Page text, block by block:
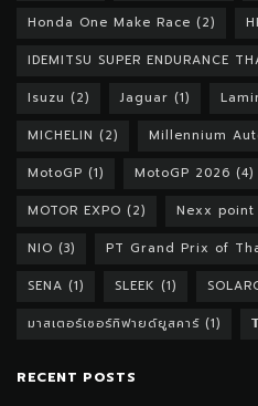
Honda One Make Race (2)
IDEMITSU SUPER ENDURANCE
Isuzu (2) Jaguar (1)
MICHELIN (2) Millennium
MotoGP (1) MotoGP 2026 (4)
MOTOR EXPO (2) Nexx point
NIO (3) PT Grand Prix of
SENA (1) SLEEK (1)
มาสเตอร์เซอร์ทิฟายด์ยูสคาร์ (1)
RECENT POSTS